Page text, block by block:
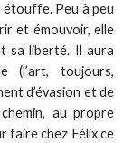
étouffe. Peu à peu
et émouvoir, elle
sa liberté. Il aura
(l’art, toujours,
d’évasion et de
au propre
faire chez Félix ce